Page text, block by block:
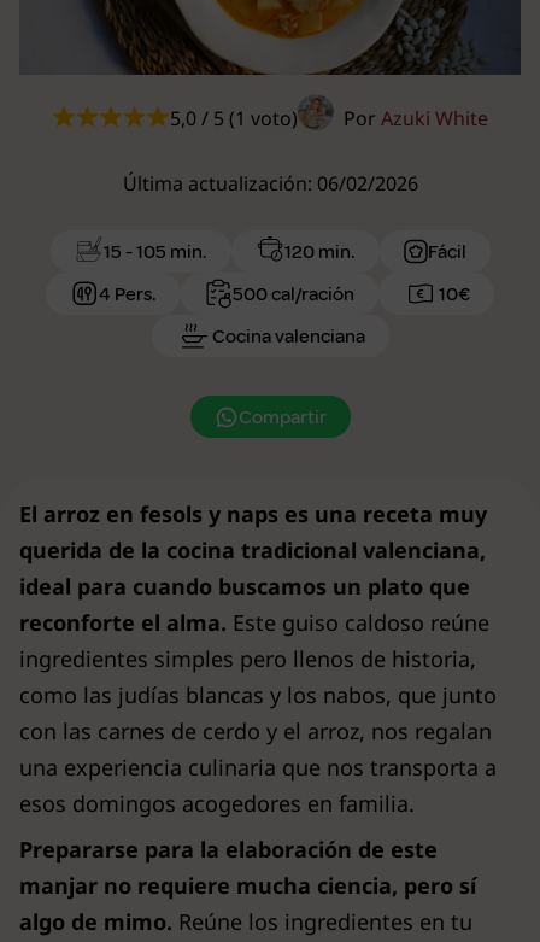
5,0 / 5 (1 voto) Por Azuki White
Última actualización: 06/02/2026
15 - 105 min. 120 min.
Fácil
4 Pers.
500 cal/ración
10€
Cocina valenciana
Compartir
El arroz en fesols y naps es una receta muy
querida de la cocina tradicional valenciana,
ideal para cuando buscamos un plato que
reconforte el alma. Este guiso caldoso reúne
ingredientes simples pero llenos de historia,
como las judías blancas y los nabos, que junto
con las carnes de cerdo y el arroz, nos regalan
una experiencia culinaria que nos transporta a
esos domingos acogedores en familia.
Prepararse para la elaboración de este
manjar no requiere mucha ciencia, pero sí
algo de mimo. Reúne los ingredientes en tu